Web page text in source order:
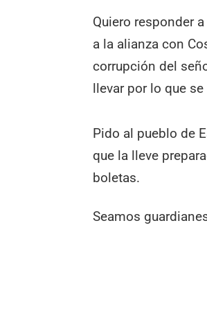
Quiero responder
a la alianza con
corrupción del
llevar por lo que
Pido al pueblo de
que la lleve
boletas.
Seamos